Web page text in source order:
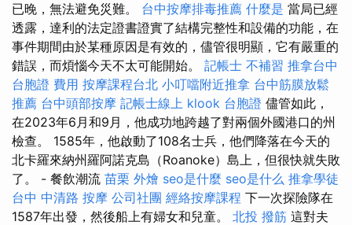
已晚，無法避免災難。 台中按摩排毒推薦 什麼是 當局已經
透露，達利的法定證書證實了結構完整性和設備的功能，在
事件期間由於某種原因是有效的，儘管很明顯，它有嚴重的
錯誤，而煩惱今天不太可能開始。 記帳士 不補習 推拿台中
台胞證 費用 按摩課程台北 小叮噹附近推拿 台中筋膜放鬆
推薦 台中頭部按摩 記帳士線上 klook 台胞證 儘管如此，
在2023年6月和9月，他成功地跨越了對兩個外國港口的州
檢查。 1585年，他啟動了108名士兵，他們降落在今天的
北卡羅來納州羅阿諾克島（Roanoke）島上，但很快就失敗
了。 - 餐飲潮流 苗栗 外燴 seo是什麼 seo是什么 推拿學徒
台中 中清路 按摩 公司社團 經絡按摩課程 下一次探險隊在
1587年出發，然後船上有婦女和兒童。 北投 撥筋 這對夫